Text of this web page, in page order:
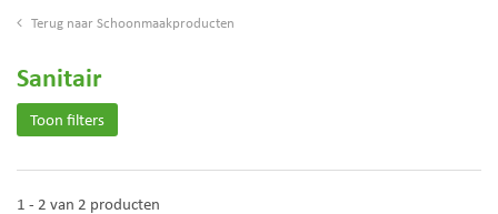
Schoonmaakproducten
Sanitair
Toon filters
1 - 2 van 2 producten